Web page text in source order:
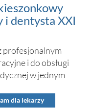
i dentysta XXI
profesjonalnym
i do obsługi
w jednym
dla lekarzy